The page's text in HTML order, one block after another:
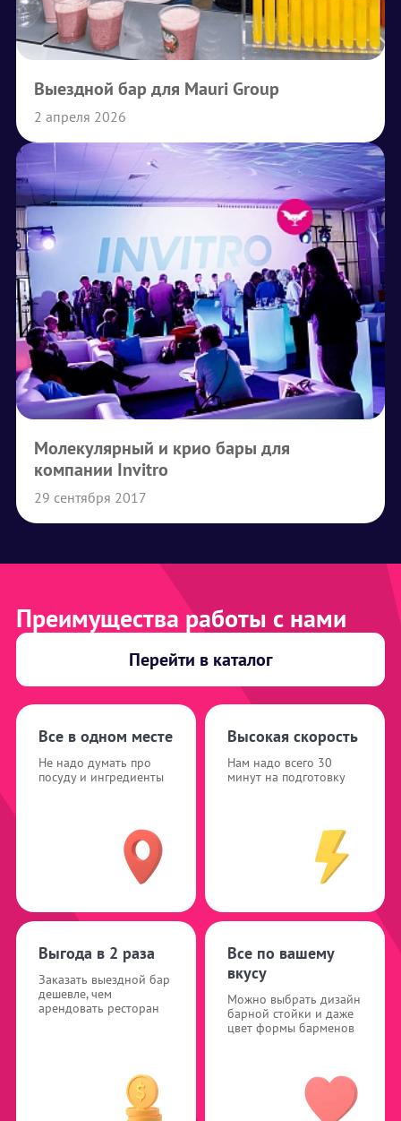
Выездной бар для Mauri Group
2 апреля 2026
Молекулярный и крио бары для
компании Invitro
29 сентября 2017
Преимущества работы с нами
Перейти в каталог
Все в одном месте
Не надо думать про
посуду и ингредиенты
Высокая скорость
Нам надо всего 30
минут на подготовку
Выгода в 2 раза
Заказать выездной бар
дешевле, чем
арендовать ресторан
Все по вашему
вкусу
Можно выбрать дизайн
барной стойки и даже
цвет формы барменов